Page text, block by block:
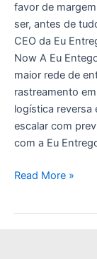
favor de
ser, antes de
CEO da Eu
Now A Eu
maior rede de
rastreamento
logística reversa
escalar com
com a Eu
Read More »